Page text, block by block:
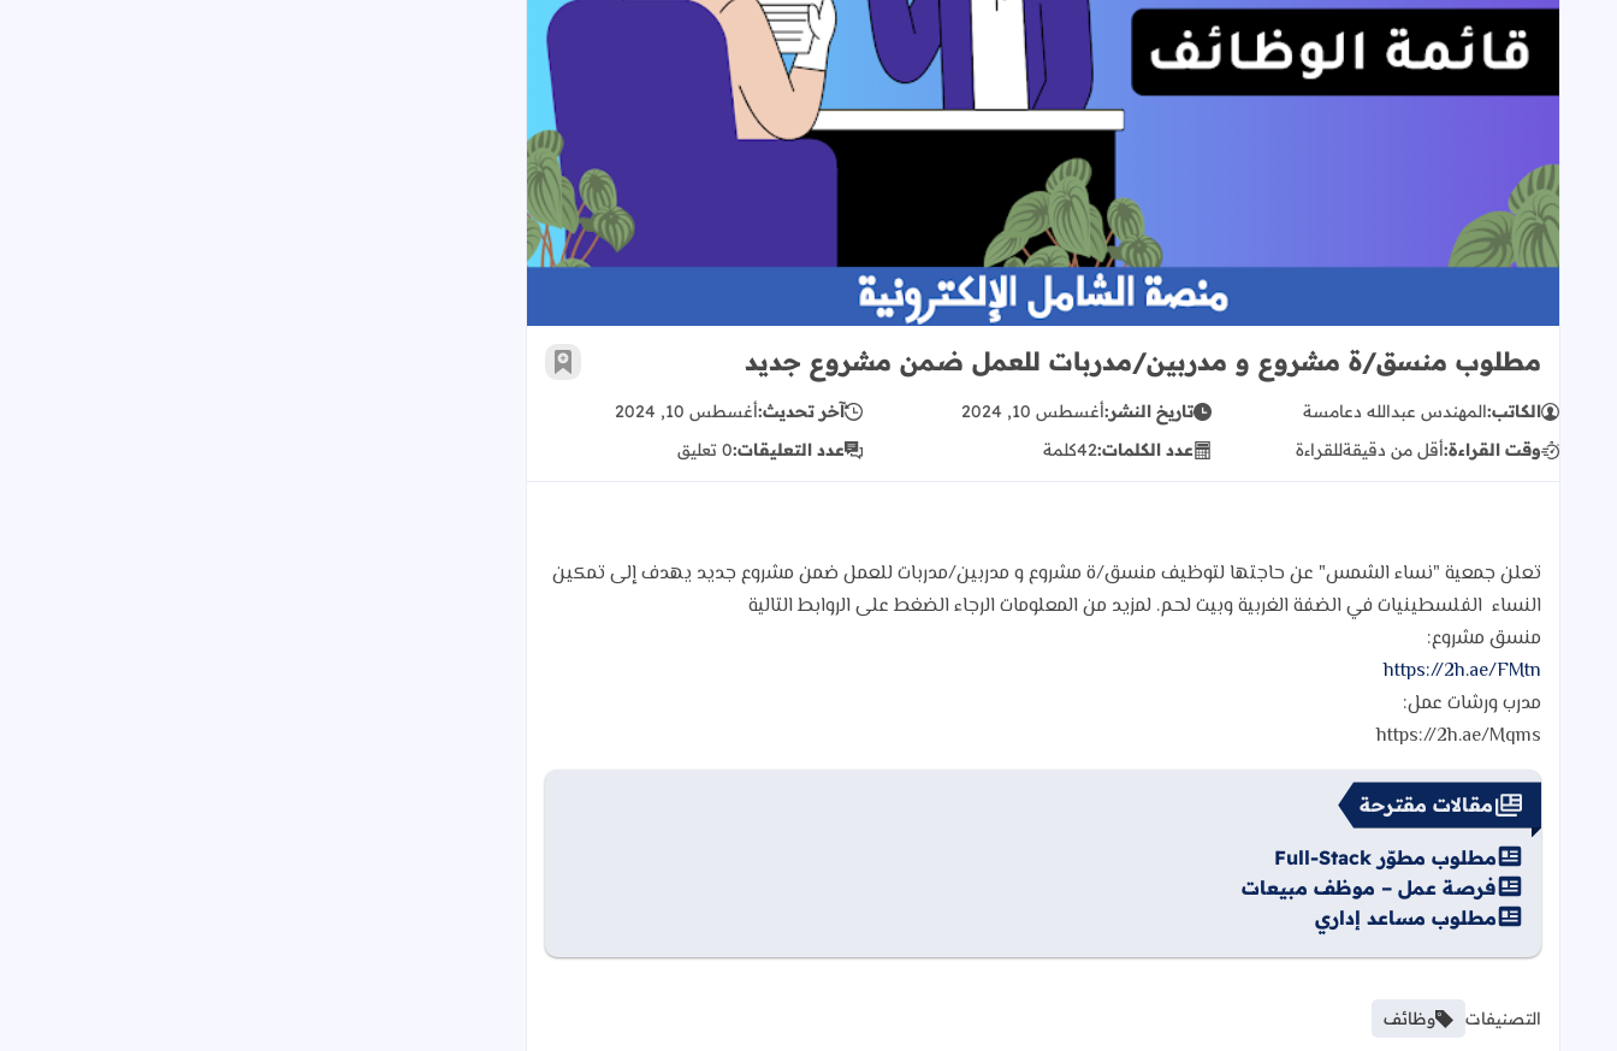
مطلوب منسق/ة مشروع و مدربين/مدربات للعمل ضمن مشروع جديد
مطلوب منسق/ة مشروع و مدربين/مدربات للعمل ضمن مشروع جديد أضف إلى العلامات المرجعية
الكاتب:المهندس عبدالله دعامسة تاريخ النشر:أغسطس 10, 2024 آخر تحديث:أغسطس 10, 2024
وقت القراءة:أقل من دقيقةللقراءة عدد الكلمات:42كلمة عدد التعليقات:0 تعليق
تعلن جمعية "نساء الشمس" عن حاجتها لتوظيف منسق/ة مشروع و مدربين/مدربات للعمل ضمن مشروع جديد يهدف إلى تمكين
النساء الفلسطينيات في الضفة الغربية وبيت لحم. لمزيد من المعلومات الرجاء الضغط على الروابط التالية
منسق مشروع:
https://2h.ae/FMtn
مدرب ورشات عمل:
https://2h.ae/Mqms
مقالات مقترحة
مطلوب مطوّر Full-Stack
فرصة عمل – موظف مبيعات
مطلوب مساعد إداري
التصنيفات وظائف